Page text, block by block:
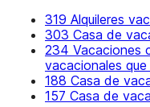
319 Alquileres
303 Casa de
234 Vacaciones
vacacionales
188 Casa de
157 Casa de